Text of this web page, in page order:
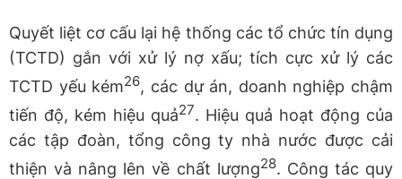
Quyết liệt cơ cấu lại hệ thống các tổ chức tín dụng
(TCTD) gắn với xử lý nợ xấu; tích cực xử lý các
TCTD yếu kém26, các dự án, doanh nghiệp chậm
tiến độ, kém hiệu quả27. Hiệu quả hoạt động của
các tập đoàn, tổng công ty nhà nước được cải
thiện và nâng lên về chất lượng28. Công tác quy